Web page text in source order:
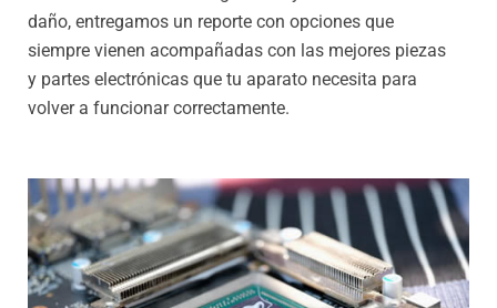
daño, entregamos un reporte con opciones que
siempre vienen acompañadas con las mejores piezas
y partes electrónicas que tu aparato necesita para
volver a funcionar correctamente.